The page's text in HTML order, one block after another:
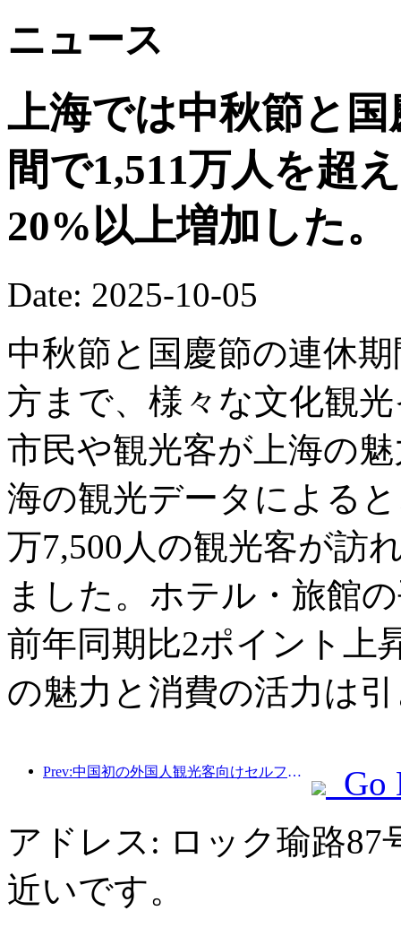
ニュース
上海では中秋節と
間で1,511万人を超
20%以上増加した。
Date: 2025-10-05
中秋節と国慶節の連休
方まで、様々な文化観
市民や観光客が上海の
海の観光データによる
万7,500人の観光客が訪
ました。ホテル・旅館
前年同期比2ポイント上
の魅力と消費の活力は
Prev:中国初の外国人観光客向けセルフサービス文化観光消費システムが上海で開始
Go
アドレス: ロック瑜路
近いです。